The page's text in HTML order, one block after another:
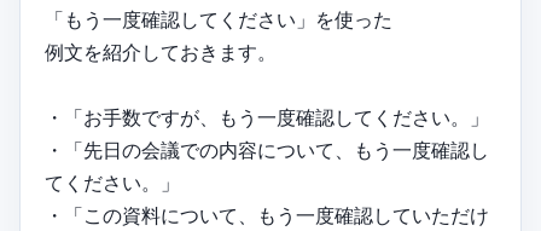
「もう一度確認してください」を使った
例文を紹介しておきます。
・「お手数ですが、もう一度確認してください。」
・「先日の会議での内容について、もう一度確認し
てください。」
・「この資料について、もう一度確認していただけ